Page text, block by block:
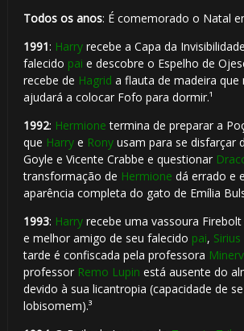
Todos os anos: É comemorado o Natal
1991: Harryrecebe a Capa da
falecido pai e descobre o Espelho de
recebe de Hagrid a flauta de madeira que
ajudará a colocar Fofo para dormir.¹
1992: Hermione termina de preparar a
que Harrye Ronyusam para se disfarçar
Goyle e Vicente Crabbe e questionar
transformação de Hermione dá errado e
aparência completa do gato de Emília
1993: Harryrecebe uma vassoura Firebolt
e melhor amigo de seu falecido pai,
tarde é confiscada pela professora
professor Remo Lupin está ausente do
devido à sua licantropia (capacidade de
lobisomem).³
⚡
🎂
🎂
🎈